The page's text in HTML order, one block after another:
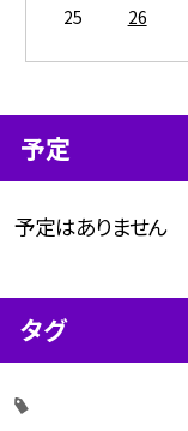
25
26
予定
予定はありません
タグ